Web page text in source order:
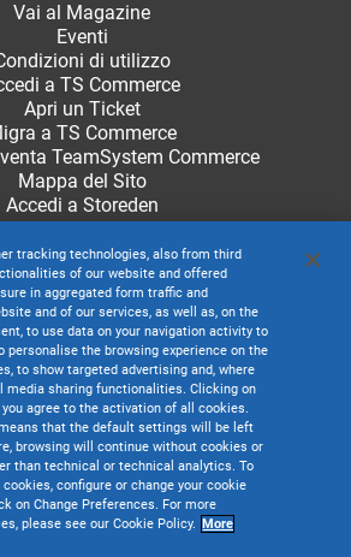
Vai al Magazine
Eventi
di utilizzo
a TS Commerce
Apri un Ticket
a TS Commerce
TeamSystem Commerce
Mappa del Sito
Accedi a Storeden
con socio unico soggetta all’attività di direzione e
Holdco S.p.A. - Cap. Soc. € 24.000.000 I.v. -
tracking technologies, also from third
of our website and offered
in aggregated form traffic and
and of our services, as well as, on the
to use data on your navigation activity to
personalise the browsing experience on the
to show targeted advertising and, where
media sharing functionalities. Clicking on
agree to the activation of all cookies.
that the default settings will be left
browsing will continue without cookies or
than technical or technical analytics. To
configure or change your cookie
on Change Preferences. For more
please see our Cookie Policy. More